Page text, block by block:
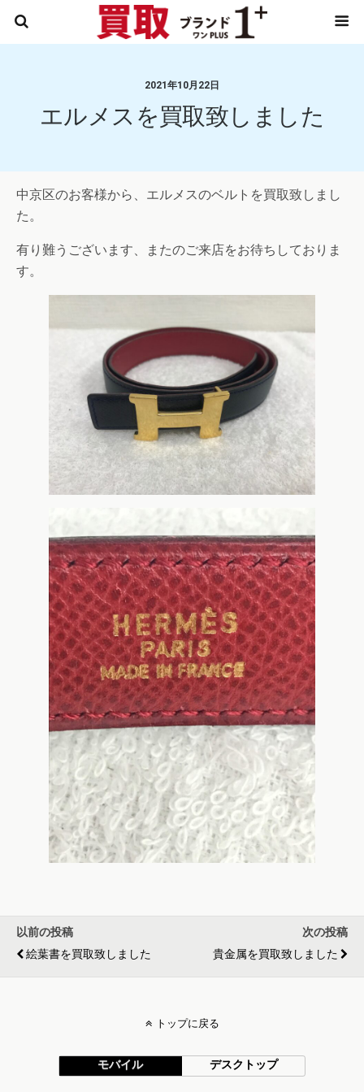
2021年10月22日
エルメスを買取致しました
中京区のお客様から、エルメスのベルトを買取致しまし
た。
有り難うございます、またのご来店をお待ちしておりま
す。
以前の投稿
絵葉書を買取致しました
次の投稿
貴金属を買取致しました
トップに戻る
モバイル デスクトップ